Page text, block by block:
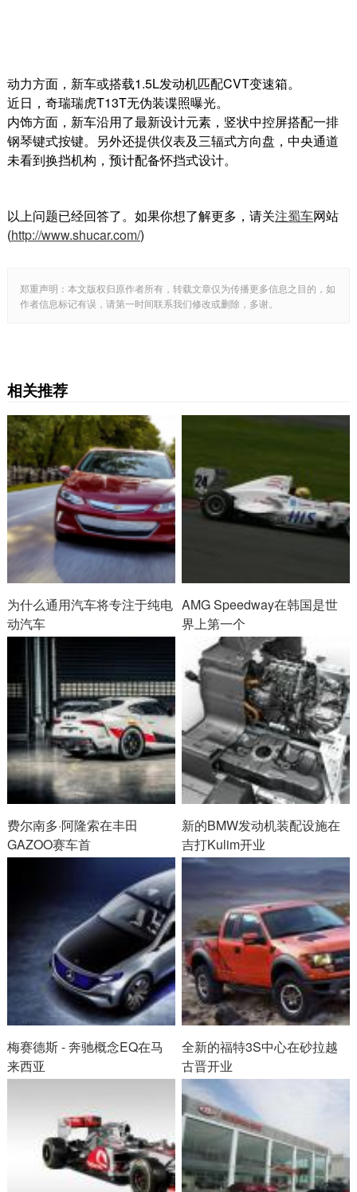
动力方面，新车或搭载1.5L发动机匹配CVT变速箱。
近日，奇瑞瑞虎T13T无伪装谍照曝光。
内饰方面，新车沿用了最新设计元素，竖状中控屏搭配一排
钢琴键式按键。另外还提供仪表及三辐式方向盘，中央通道
未看到换挡机构，预计配备怀挡式设计。
以上问题已经回答了。如果你想了解更多，请关注蜀车网站
(http://www.shucar.com/)
郑重声明：本文版权归原作者所有，转载文章仅为传播更多信息之目的，如
作者信息标记有误，请第一时间联系我们修改或删除，多谢。
相关推荐
为什么通用汽车将专注于纯电
动汽车
AMG Speedway在韩国是世
界上第一个
费尔南多·阿隆索在丰田
GAZOO赛车首
新的BMW发动机装配设施在
吉打Kulim开业
梅赛德斯 - 奔驰概念EQ在马
来西亚
全新的福特3S中心在砂拉越
古晋开业